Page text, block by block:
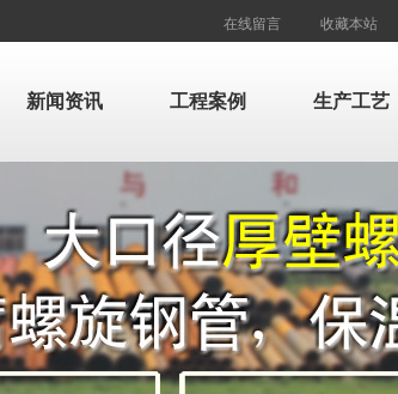
在线留言 收藏本站
新闻资讯 工程案例 生产工艺